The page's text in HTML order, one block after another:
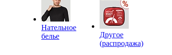
Нательное
белье
Другое
(распродажа)